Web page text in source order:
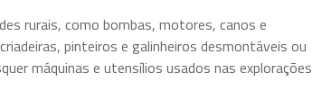
rurais, como bombas, motores, canos e
pinteiros e galinheiros desmontáveis ou
máquinas e utensílios usados nas explorações